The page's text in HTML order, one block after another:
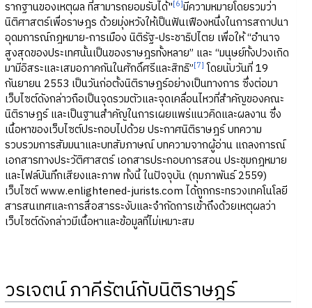
รากฐานของเหตุผล ที่สามารถยอมรับได้"[6]มีความหมายโดยรวมว่า
นิติศาสตร์เพื่อราษฎร ด้วยมุ่งหวังให้เป็นฟันเฟืองหนึ่งในการสถาปนา
อุดมการณ์กฎหมาย-การเมือง นิติรัฐ-ประชาธิปไตย เพื่อให้ “อำนาจ
สูงสุดของประเทศนั้นเป็นของราษฎรทั้งหลาย” และ “มนุษย์ทั้งปวงเกิด
มามีอิสระและเสมอภาคกันในศักดิ์ศรีและสิทธิ”[7] โดยนับวันที่ 19
กันยายน 2553 เป็นวันก่อตั้งนิติราษฎร์อย่างเป็นทางการ ซึ่งต่อมา
เว็บไซต์ดังกล่าวถือเป็นจุดรวมตัวและจุดเคลื่อนไหวที่สำคัญของคณะ
นิติราษฎร์ และเป็นฐานสำคัญในการเผยแพร่แนวคิดและผลงาน ซึ่ง
เนื้อหาของเว็บไซต์ประกอบไปด้วย ประกาศนิติราษฎร์ บทความ
รวบรวมการสัมมนาและบทสัมภาษณ์ บทความจากผู้อ่าน แถลงการณ์
เอกสารทางประวัติศาสตร์ เอกสารประกอบการสอน ประชุมกฎหมาย
และไฟล์บันทึกเสียงและภาพ ทั้งนี้ ในปัจจุบัน (กุมภาพันธ์ 2559)
เว็บไซต์ www.enlightened-jurists.com ได้ถูกกระทรวงเทคโนโลยี
สารสนเทศและการสื่อสารระงับและจำกัดการเข้าถึงด้วยเหตุผลว่า
เว็บไซต์ดังกล่าวมีเนื้อหาและข้อมูลที่ไม่เหมาะสม
วรเจตน์ ภาคีรัตน์กับนิติราษฎร์